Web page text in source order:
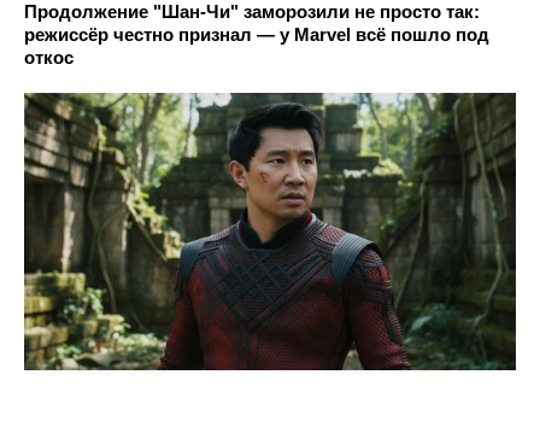
Продолжение "Шан-Чи" заморозили не просто так:
режиссёр честно признал — у Marvel всё пошло под
откос